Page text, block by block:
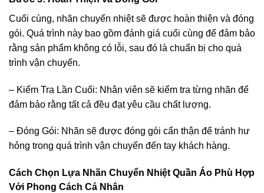
Cuối cùng, nhãn chuyển nhiệt sẽ được hoàn thiện và đóng
gói. Quá trình này bao gồm đánh giá cuối cùng để đảm bảo
rằng sản phẩm không có lỗi, sau đó là chuẩn bị cho quá
trình vận chuyển.
– Kiểm Tra Lần Cuối: Nhân viên sẽ kiểm tra từng nhãn để
đảm bảo rằng tất cả đều đạt yêu cầu chất lượng.
– Đóng Gói: Nhãn sẽ được đóng gói cẩn thận để tránh hư
hỏng trong quá trình vận chuyển đến tay khách hàng.
Cách Chọn Lựa Nhãn Chuyển Nhiệt Quần Áo Phù Hợp
Với Phong Cách Cá Nhân